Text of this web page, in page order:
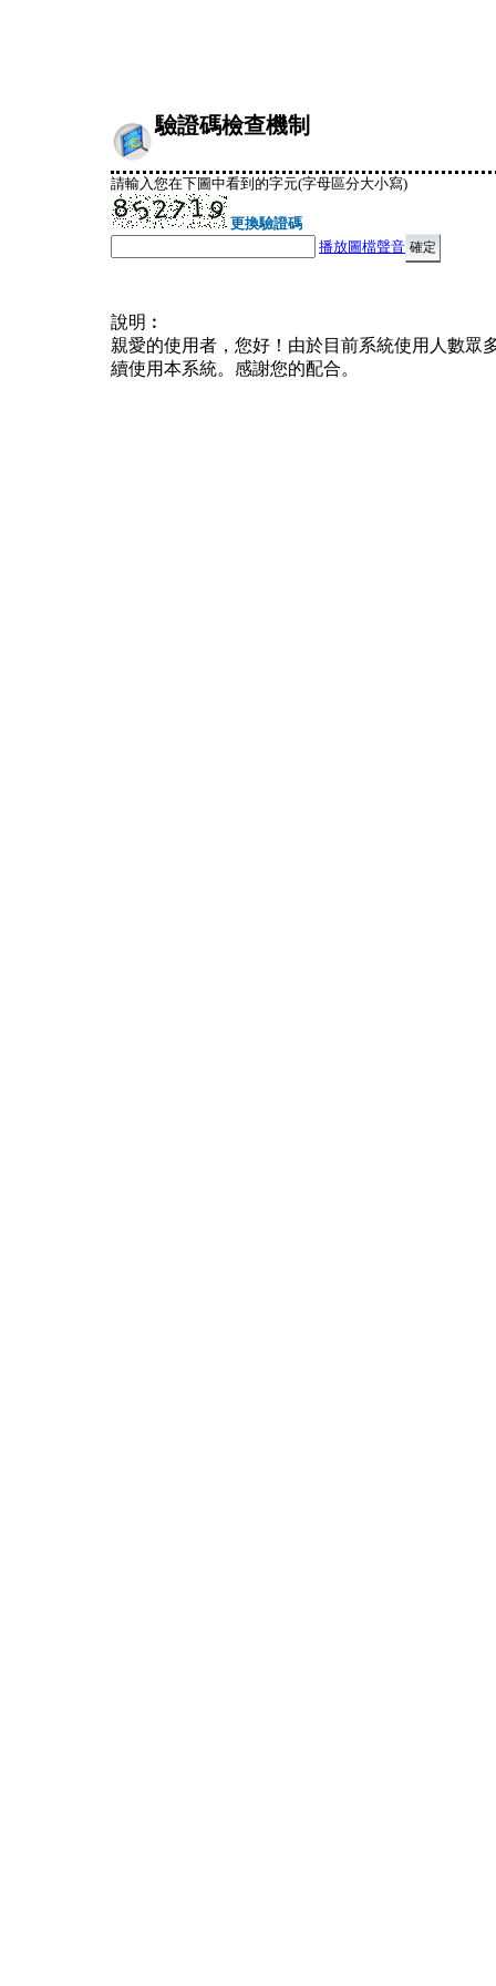
驗證碼檢查機制
請輸入您在下圖中看到的字元(字母區分大小寫)
更換驗證碼
播放圖檔聲音
說明︰
親愛的使用者，您好！由於目前系統使用人數眾
續使用本系統。感謝您的配合。